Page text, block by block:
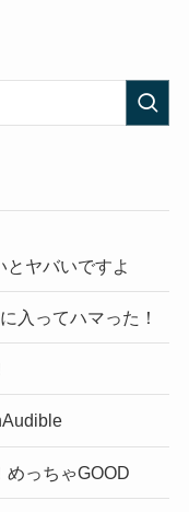
ヤバいですよ
入ってハマった！
めっちゃGOOD